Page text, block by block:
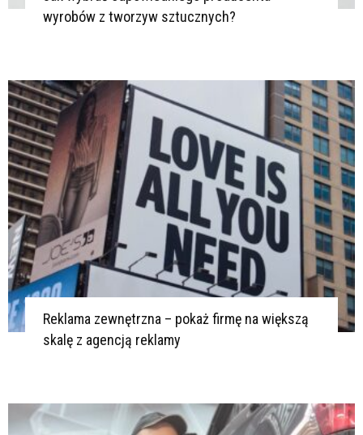
wyrobów z tworzyw sztucznych?
Reklama zewnętrzna – pokaż firmę na większą
skalę z agencją reklamy